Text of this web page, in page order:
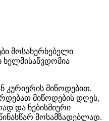
მოსახერხებელი
კურიერის მიწოდებით.
მიწოდების დღეს,
და ნებისმიერი
მოსამზადებლად.